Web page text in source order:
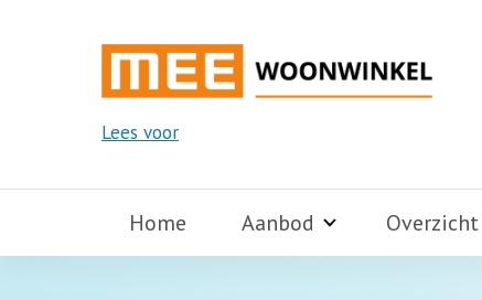
Lees voor
Home Aanbod